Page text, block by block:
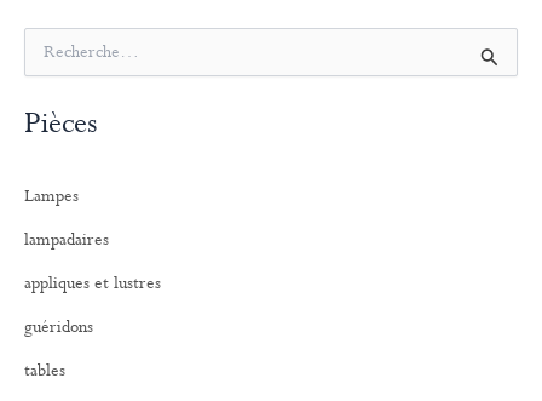
e
h
c
e
:
Pièces
Lampes
lampadaires
appliques et lustres
guéridons
tables